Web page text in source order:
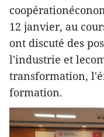
12 janvier, au
ont discuté des
l'industrie et
transformation,
formation.